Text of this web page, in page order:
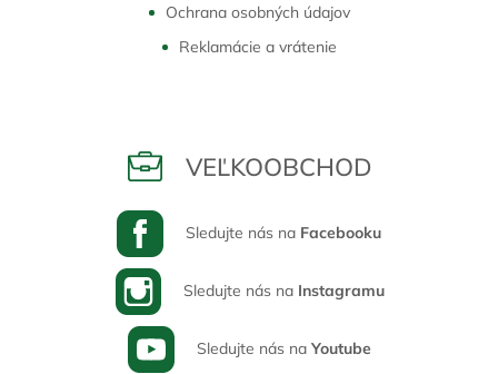
Ochrana osobných údajov
Reklamácie a vrátenie
VEĽKOOBCHOD
Sledujte nás na Facebooku
Sledujte nás na Instagramu
Sledujte nás na Youtube